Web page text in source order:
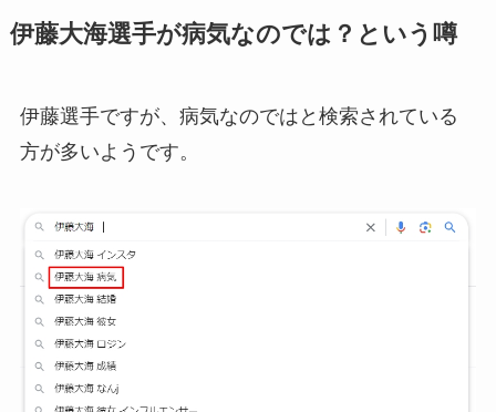
伊藤大海選手が病気なのでは？という噂
伊藤選手ですが、病気なのではと検索されている
方が多いようです。